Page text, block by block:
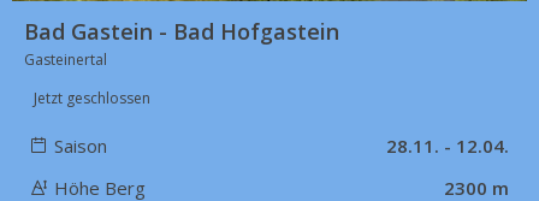
Bad Gastein - Bad Hofgastein
Gasteinertal
Jetzt geschlossen
Saison
28.11. - 12.04.
Höhe Berg
2300 m